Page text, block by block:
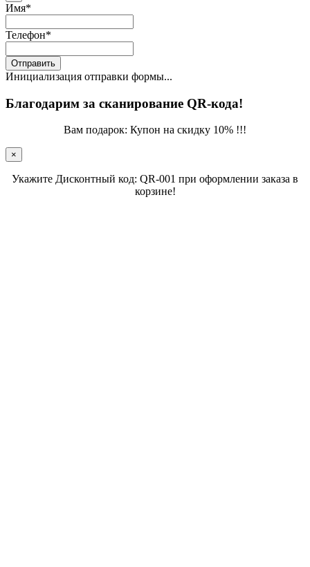
Имя*
Телефон*
Отправить
Инициализация отправки формы...
Благодарим за сканирование QR-кода!
Вам подарок: Купон на скидку 10% !!!
×
Укажите Дисконтный код: QR-001 при оформлении заказа в
корзине!